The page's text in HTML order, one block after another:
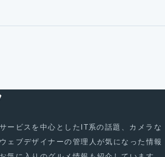
ービスを中心としたIT系の話題、カメラな
ェブデザイナーの管理人が気になった情報